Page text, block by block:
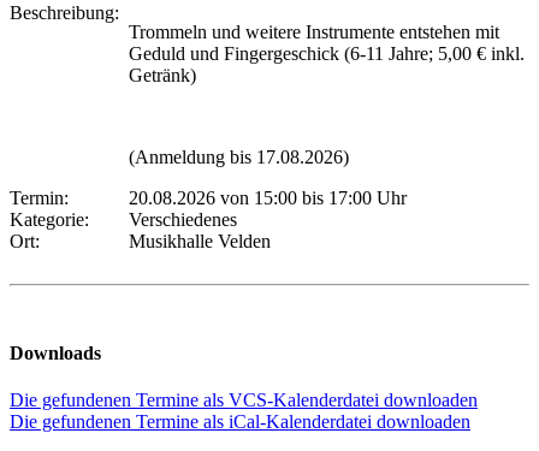
Beschreibung:
Trommeln und weitere Instrumente entstehen mit
Geduld und Fingergeschick (6-11 Jahre; 5,00 € inkl.
Getränk)
(Anmeldung bis 17.08.2026)
Termin:
20.08.2026 von 15:00 bis 17:00 Uhr
Kategorie:
Verschiedenes
Ort:
Musikhalle Velden
Downloads
Die gefundenen Termine als VCS-Kalenderdatei downloaden
Die gefundenen Termine als iCal-Kalenderdatei downloaden